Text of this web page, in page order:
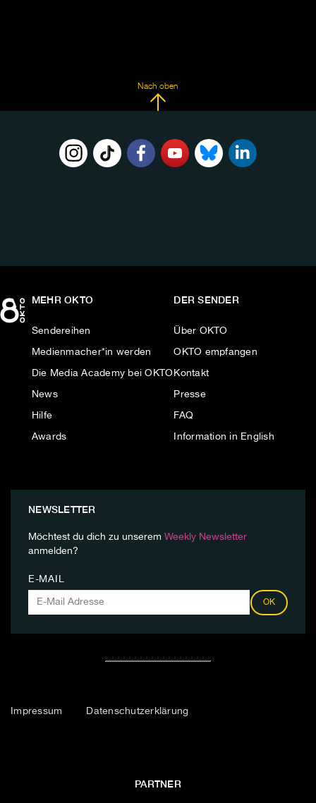
Nach oben
MEHR OKTO
Sendereihen
Medienmacher*in werden
Die Media Academy bei OKTO
News
Hilfe
Awards
DER SENDER
Über OKTO
OKTO empfangen
Kontakt
Presse
FAQ
Information in English
NEWSLETTER
Möchtest du dich zu unserem Weekly Newsletter
anmelden?
E-MAIL
OK
Impressum Datenschutzerklärung
PARTNER